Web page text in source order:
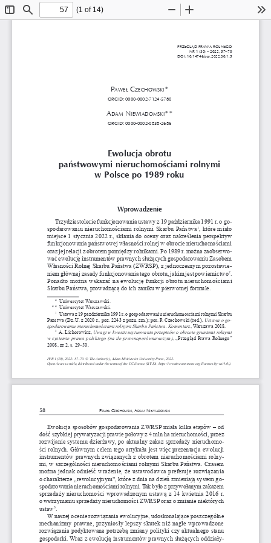
ToggleFind
(1 of 14)
Zoom
PRZEGLĄD PRAWA ROLNEGO
NR 1 (30) – 2022, 57–70
DOI: 10.14746/ppr.2022.30.1.5
PPR 1(30), 2022: 57–70. © The Author(s), Adam Mickiewicz University Press, 2022.
Open Access article, distributed under the terms of the CC licence (BY-SA, https://creativecommons.org/licenses/by-sa/4.0/).
Paweł CzeChowski *
oRCiD: 0000-0002-7124-5780
aDam NiewiaDomski**
oRCiD: 0000-0002-0838-2686
Ewolucja obrotu
państwowymi nieruchomościami rolnymi
w Polsce po 1989 roku
Wprowadzenie
Trzydziestolecie funkcjonowania ustawy z 19 października 1991 r. o go-
spodarowaniu nieruchomościami rolnymi Skarbu Państwa 1
, które miało
miejsce 1 stycznia 2022 r., skłania do oceny oraz nakreślenia perspektyw
funkcjonowania państwowej własności rolnej w obrocie nieruchomościami
oraz jej relacji z obrotem pomiędzy rolnikami. Po 1989 r. można zaobserwo-
wać ewolucję instrumentów prawnych służących gospodarowaniu Zasobem
Własności Rolnej Skarbu Państwa (ZWRSP), z jednoczesnym pozostawie-
niem głównej zasady funkcjonowania tego obrotu, jakim jest powiernictwo2.
Ponadto można wskazać na ewolucję funkcji obrotu nieruchomościami
Skarbu Państwa, prowadzącą do ich zaniku w pierwotnej formule.
* Uniwersytet Warszawski.
** Uniwersytet Warszawski.
1
  Ustawa z
19 października 1991 r. o gospodarowaniu nieruchomościami rolnymi Skarbu
Państwa (Dz. U. z   2020 r., poz. 2243 z późn. zm.); por. P. Czechowski (red.), Ustawa o go-
spodarowaniu nieruchomościami rolnymi Skarbu Państwa. Komentarz , Warszawa 2018.
2 A. Lichorowicz, Uwagi w kwestii usytuowania przepisów o obrocie gruntami rolnymi
w systemie prawa polskiego (na tle prawnoporównawczym) , „Przegląd Prawa Rolnego”
2008, nr 2, s. 29–50.
58 Paweł CzeChowski , aDam NiewiaDomski
Ewolucja sposobów gospodarowania ZWRSP miała kilka etapów – od
dość szybkiej prywatyzacji prawie połowy z 4 mln ha nieruchomości, przez
rozwijanie systemu dzierżawy, po aktualny zakaz sprzedaży nieruchomo-
ści rolnych. Głównym celem tego artykułu jest więc prezentacja ewolucji
instrumentów prawnych związanych z obrotem nieruchomościami rolny-
mi, w    szczególności nieruchomościami rolnymi Skarbu Państwa. Czasem
można jednak odnieść wrażenie, że ustawodawca preferuje rozwiązania
o  charakterze „rewolucyjnym”, które z dnia na dzień zmieniają system go-
spodarowania nieruchomościami rolnymi. Tak było z przywołanym zakazem
sprzedaży nieruchomości wprowadzonym ustawą z 14 kwietnia 2016 r.
o  wstrzymaniu sprzedaży nieruchomości ZWRSP oraz o zmianie niektórych
ustaw3.
W naszej ocenie rozwiązania ewolucyjne, udoskonalające poszczególne
mechanizmy prawne, przyniosły lepszy skutek niż nagle wprowadzone
rozwiązania podyktowane potrzebą zmiany polityki czy aktualnego stanu
gospodarki. Wraz z ewolucją instrumentów prawnych służących oddziały-